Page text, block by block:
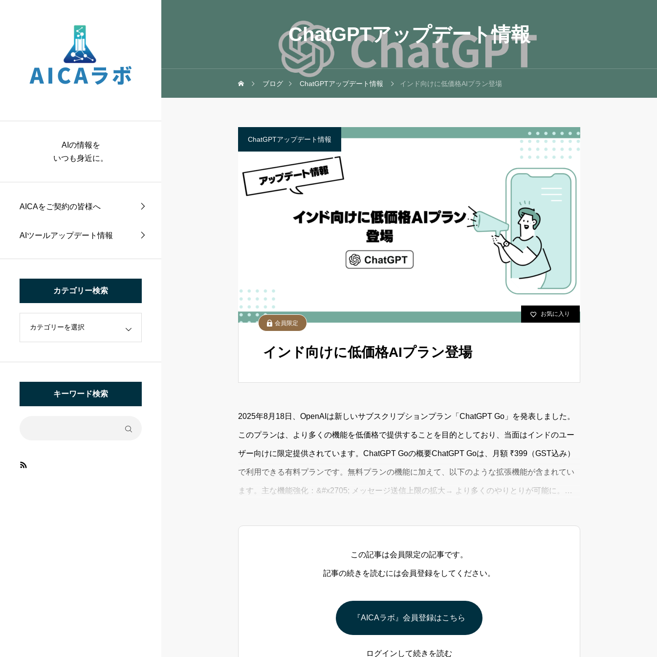
AIの情報を
いつも身近に。
AICAをご契約の皆様へ
AIツールアップデート情報
カテゴリー検索
キーワード検索
ChatGPTアップデート情報
ブログ ChatGPTアップデート情報 インド向けに低価格AIプラン登場
ChatGPTアップデート情報
お気に入り
会員限定
インド向けに低価格AIプラン登場
2025年8月18日、OpenAIは新しいサブスクリプションプラン「ChatGPT Go」を発表しました。
このプランは、より多くの機能を低価格で提供することを目的としており、当面はインドのユー
ザー向けに限定提供されています。ChatGPT Goの概要ChatGPT Goは、月額 ₹399（GST込み）
で利用できる有料プランです。無料プランの機能に加えて、以下のような拡張機能が含まれてい
ます。主な機能強化：&#x2705; メッセージ送信上限の拡大→ より多くのやりとりが可能に。
この記事は会員限定の記事です。
記事の続きを読むには会員登録をしてください。
『AICAラボ』会員登録はこちら
ログインして続きを読む